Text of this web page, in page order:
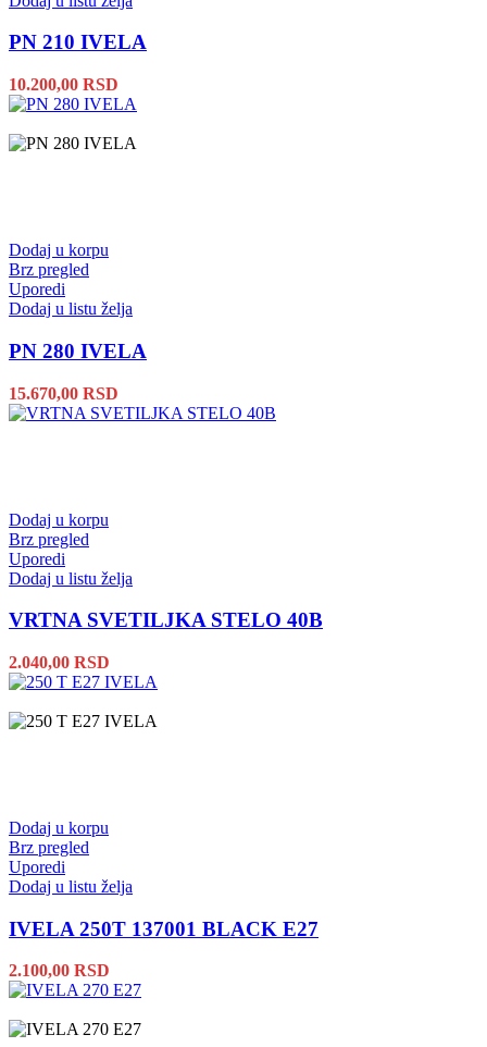
PN 210 IVELA
10.200,00 RSD
Dodaj u korpu
Brz pregled
Uporedi
Dodaj u listu želja
PN 280 IVELA
15.670,00 RSD
Dodaj u korpu
Brz pregled
Uporedi
Dodaj u listu želja
VRTNA SVETILJKA STELO 40B
2.040,00 RSD
Dodaj u korpu
Brz pregled
Uporedi
Dodaj u listu želja
IVELA 250T 137001 BLACK E27
2.100,00 RSD